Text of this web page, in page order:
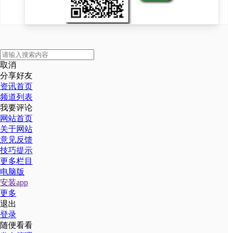
取消
分享好友
资讯首页
频道列表
我要评论
网站首页
关于网站
意见反馈
技巧提示
更多栏目
电脑版
安装app
更多
退出
登录
随便看看